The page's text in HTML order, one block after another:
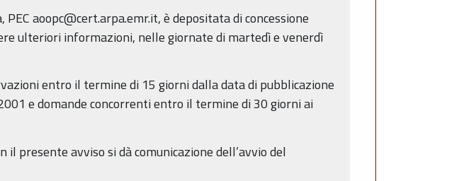
aoopc@cert.arpa.emr.it, è depositata di concessione
ulteriori informazioni, nelle giornate di martedì e venerdì
entro il termine di 15 giorni dalla data di pubblicazione
e domande concorrenti entro il termine di 30 giorni ai
presente avviso si dà comunicazione dell’avvio del